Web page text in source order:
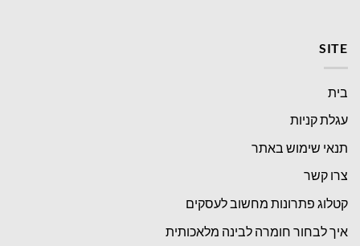
SITE
בית
עגלת קניות
תנאי שימוש באתר
צרו קשר
קטלוג פתרונות מחשוב לעסקים
איך לבחור חומרה לבינה מלאכותית